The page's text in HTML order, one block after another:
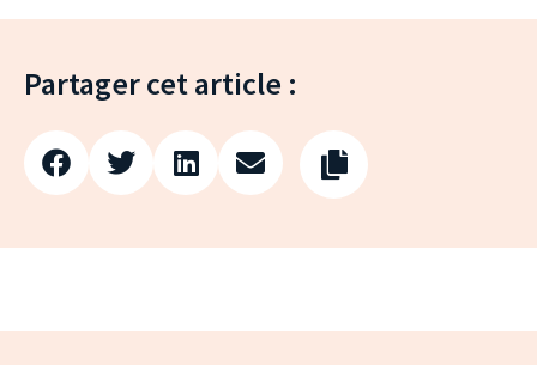
Partager cet article :